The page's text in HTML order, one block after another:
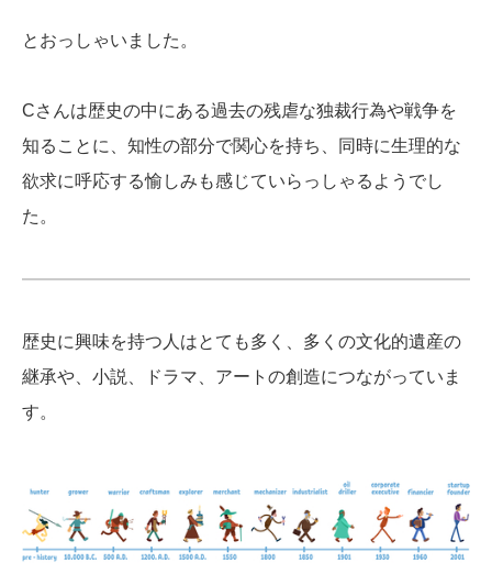
とおっしゃいました。
Cさんは歴史の中にある過去の残虐な独裁行為や戦争を
知ることに、知性の部分で関心を持ち、同時に生理的な
欲求に呼応する愉しみも感じていらっしゃるようでし
た。
歴史に興味を持つ人はとても多く、多くの文化的遺産の
継承や、小説、ドラマ、アートの創造につながっていま
す。